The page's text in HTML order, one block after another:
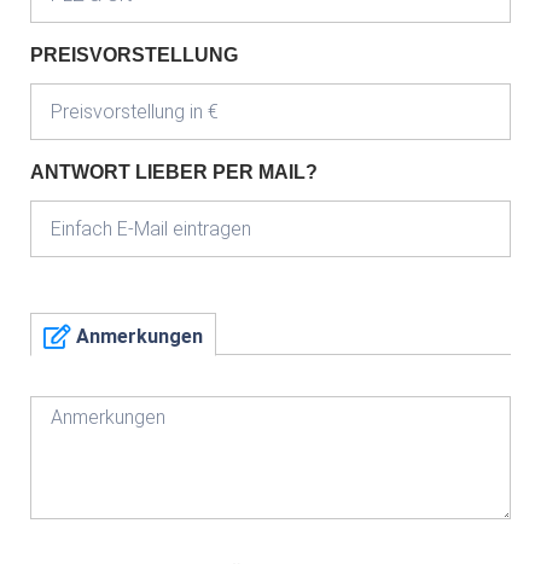
PREISVORSTELLUNG
ANTWORT LIEBER PER MAIL?
Anmerkungen